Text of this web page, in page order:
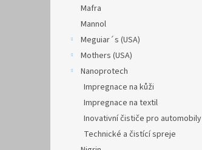
Mafra
Mannol
Meguiar´s (USA)
Mothers (USA)
Nanoprotech
Impregnace na kůži
Impregnace na textil
Inovativní čističe pro automobily
Technické a čistící spreje